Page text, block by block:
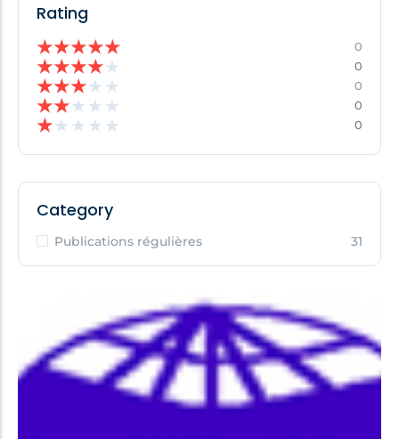
Rating
★★★★★ 0
★★★★★ 0
★★★★ ★ 0
★★★ ★ ★ 0
★★ ★ ★ ★ 0
Category
Publications régulières 31